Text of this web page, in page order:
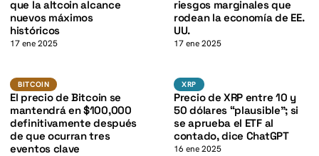
que la altcoin alcance
nuevos máximos
históricos
17 ene 2025
riesgos marginales que
rodean la economía de EE.
UU.
17 ene 2025
BITCOIN BTC
BITCOIN
El precio de Bitcoin se
mantendrá en $100,000
definitivamente después
de que ocurran tres
eventos clave
XRPXRP
Precio de XRP entre 10 y
50 dólares “plausible”; si
se aprueba el ETF al
contado, dice ChatGPT
16 ene 2025